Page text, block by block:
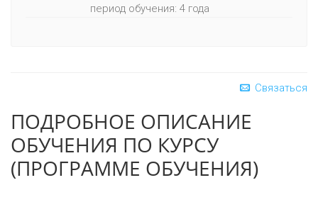
период обучения: 4 года
Связаться
ПОДРОБНОЕ ОПИСАНИЕ
ОБУЧЕНИЯ ПО КУРСУ
(ПРОГРАММЕ ОБУЧЕНИЯ)